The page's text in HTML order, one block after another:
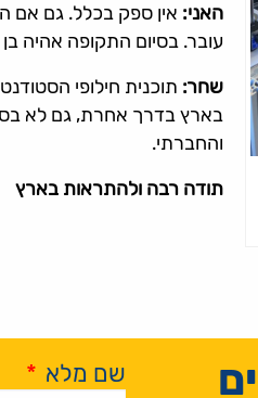
האני: אין ספק בכלל. גם אם
עובר. בסיום התקופה אהיה
שחר: תוכנית חילופי
בארץ בדרך אחרת, גם לא
והחברתי.
תודה רבה ולהתראות בארץ
שם מלא * Alternative: